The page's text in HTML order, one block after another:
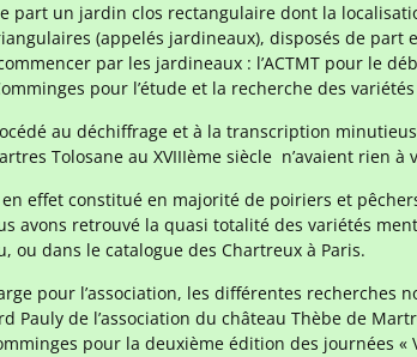
part un jardin clos rectangulaire dont la
(appelés jardineaux), disposés de part
par les jardineaux : l’ACTMT pour le
pour l’étude et la recherche des
au déchiffrage et à la transcription
Tolosane au XVIIIème siècle n’avaient rien
effet constitué en majorité de poiriers et
avons retrouvé la quasi totalité des variétés
dans le catalogue des Chartreux à Paris.
pour l’association, les différentes recherches
Pauly de l’association du château Thèbe de
pour la deuxième édition des journées «